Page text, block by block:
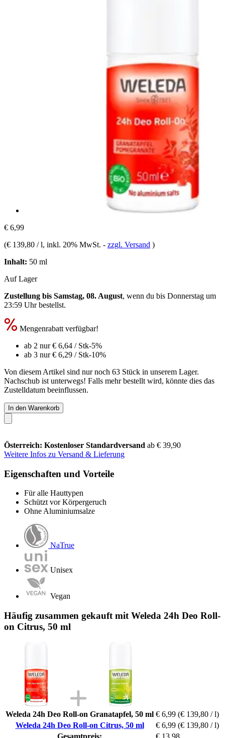
€ 6,99
(€ 139,80 / l, inkl. 20% MwSt. - zzgl. Versand )
Inhalt: 50 ml
Auf Lager
Zustellung bis Samstag, 08. August, wenn du bis Donnerstag um
23:59 Uhrbestellst.
Mengenrabatt verfügbar!
ab 2 nur€ 6,64 / Stk-5%
ab 3 nur€ 6,29 / Stk-10%
Von diesem Artikel sind nur noch 63 Stück in unserem Lager.
Nachschub ist unterwegs! Falls mehr bestellt wird, könnte dies das
Zustelldatum beeinflussen.
In den Warenkorb
Österreich: Kostenloser Standardversand ab € 39,90
Weitere Infos zu Versand & Lieferung
Eigenschaften und Vorteile
Für alle Hauttypen
Schützt vor Körpergeruch
Ohne Aluminiumsalze
NaTrue
Unisex
Vegan
Häufig zusammen gekauft mit Weleda 24h Deo Roll-
on Citrus, 50 ml
Weleda 24h Deo Roll-on Granatapfel, 50 ml € 6,99 (€ 139,80 / l)
Weleda 24h Deo Roll-on Citrus, 50 ml
€ 6,99 (€ 139,80 / l)
Gesamtpreis:
€ 13,98